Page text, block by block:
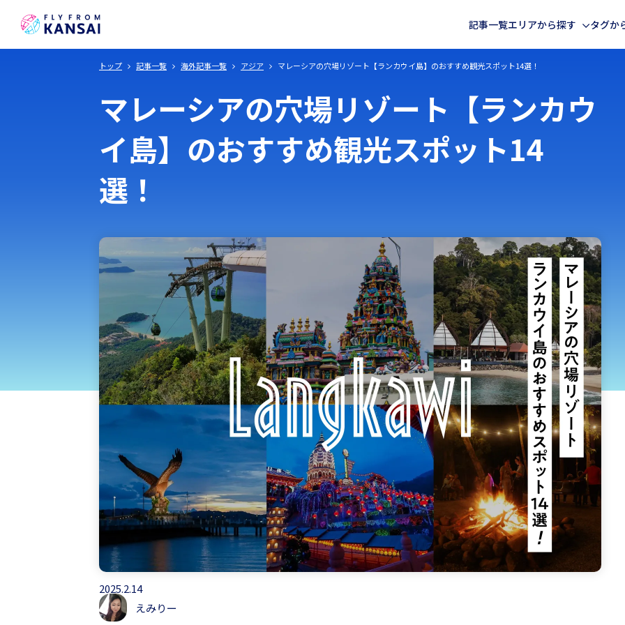
記事一覧エリアから探す
北海道・東北
北海道・東北 甲信越・北陸
九州・沖縄
アフリカ
ヨーロッパ
中東
アフリカ
アジア
中南米
タグか
トップ 記事一覧 海外記事一覧 アジア マレーシアの穴場リゾート【ランカウイ島】のおすすめ観光スポット14選！
マレーシアの穴場リゾート【ランカウ
イ島】のおすすめ観光スポット14
選！
2025.2.14
えみりー